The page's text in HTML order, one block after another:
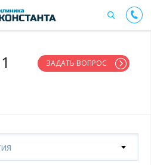
ЗАДАТЬ ВОПРОС